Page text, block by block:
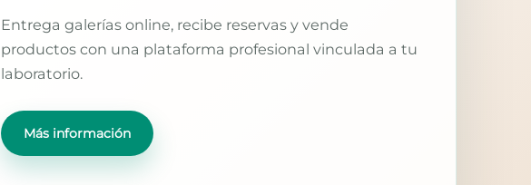
Entrega galerías online, recibe reservas y vende
productos con una plataforma profesional vinculada a tu
laboratorio.
Más información